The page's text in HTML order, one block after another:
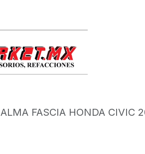
ALMA FASCIA HONDA CIVIC